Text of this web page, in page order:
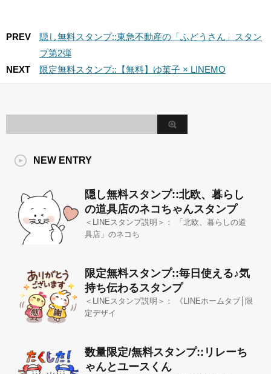
PREV
隠し無料スタンプ::東急不動産の「ふどうさん」スタン
プ第2弾
NEXT
限定無料スタンプ::【無料】ゆ菓子 × LINEMO
NEW ENTRY
隠し無料スタンプ::北欧、暮らし
の道具店のネコちゃんスタンプ
＜LINEスタンプ説明＞： 「北欧、暮らしの道
具店」のネコち
限定無料スタンプ::毎日使える♪気
持ち伝わるスタンプ
＜LINEスタンプ説明＞： 《LINEホームタブ│限
定デザイ
数量限定/無料スタンプ::リレーち
ゃんとユースくん